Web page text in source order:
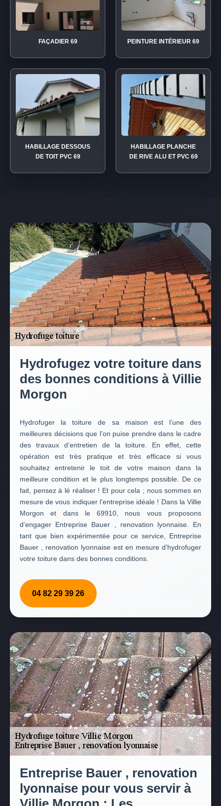
FAÇADIER 69 PEINTURE INTÉRIEUR 69
HABILLAGE DESSOUS
DE TOIT PVC 69
HABILLAGE PLANCHE
DE RIVE ALU ET PVC 69
Hydrofugez votre toiture dans
des bonnes conditions à Villie
Morgon
Hydrofuger la toiture de sa maison est l’une des
meilleures décisions que l’on puise prendre dans le cadre
des travaux d’entretien de la toiture. En effet, cette
opération est très pratique et très efficace si vous
souhaitez entretenir le toit de votre maison dans la
meilleure condition et le plus longtemps possible. De ce
fait, pensez à lé réaliser ! Et pour cela ; nous sommes en
mesure de vous indiquer l’entreprise idéale ! Dans la Villie
Morgon et dans le 69910, nous vous proposons
d’engager Entreprise Bauer , renovation lyonnaise. En
tant que bien expérimentée pour ce service, Entreprise
Bauer , renovation lyonnaise est en mesure d’hydrofuger
votre toiture dans des bonnes conditions.
04 82 29 39 26
Entreprise Bauer , renovation
lyonnaise pour vous servir à